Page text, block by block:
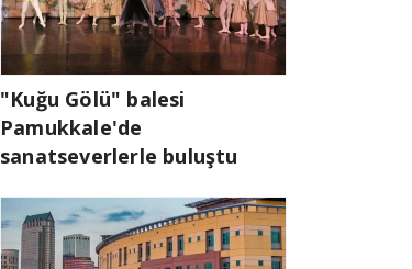
"Kuğu Gölü" balesi
Pamukkale'de
sanatseverlerle buluştu